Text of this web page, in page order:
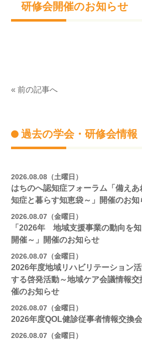
研修会開催のお知らせ
« 前の記事へ
過去の学会・研修会情報
2026.08.08（土曜日）
はちのへ認知症フォーラム「備え
知症と暮らす知恵袋～」開催のお知
2026.08.07（金曜日）
「2026年 地域支援事業の動向を
開催～」開催のお知らせ
2026.08.07（金曜日）
2026年度地域リハビリテーション
する啓発活動～地域ケア会議情報交
催のお知らせ
2026.08.07（金曜日）
2026年度QOL健診従事者情報交換
2026.08.07（金曜日）